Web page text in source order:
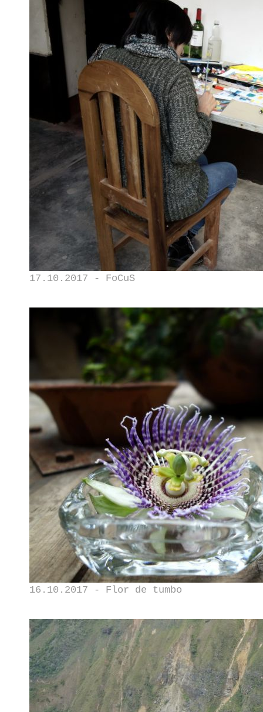
17.10.2017 - FoCuS
16.10.2017 - Flor de tumbo